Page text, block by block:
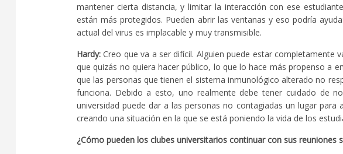
mantener cierta distancia, y limitar la interacción con ese
están más protegidos. Pueden abrir las ventanas y eso podría
actual del virus es implacable y muy transmisible.
Hardy: Creo que va a ser difícil. Alguien puede estar completamente
que quizás no quiera hacer público, lo que lo hace más propenso a
que las personas que tienen el sistema inmunológico alterado no
funciona. Debido a esto, uno realmente debe tener cuidado de
universidad puede dar a las personas no contagiadas un lugar
creando una situación en la que se está poniendo la vida de los
¿Cómo pueden los clubes universitarios continuar con sus reuniones